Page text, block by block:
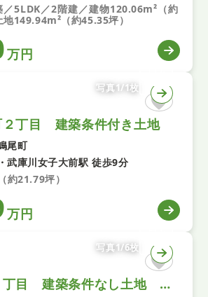
5LDK／2階建／建物120.06m²（約
149.94m²（約45.35坪）
万円
写真1/1枚
２丁目 建築条件付き土地
尾町
武庫川女子大前駅 徒歩9分
約21.79坪）
万円
写真1/6枚
宝塚市宝梅３丁目 建築条件なし土地 ２号地 全３区画